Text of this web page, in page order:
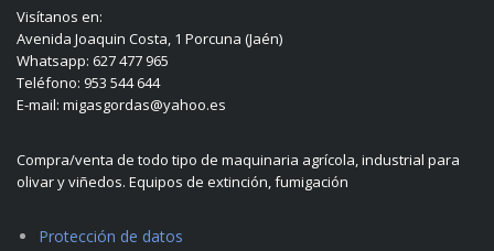
Visítanos en:
Avenida Joaquin Costa, 1 Porcuna (Jaén)
Whatsapp: 627 477 965
Teléfono: 953 544 644
E-mail: migasgordas@yahoo.es
Compra/venta de todo tipo de maquinaria agrícola, industrial para
olivar y viñedos. Equipos de extinción, fumigación
Protección de datos